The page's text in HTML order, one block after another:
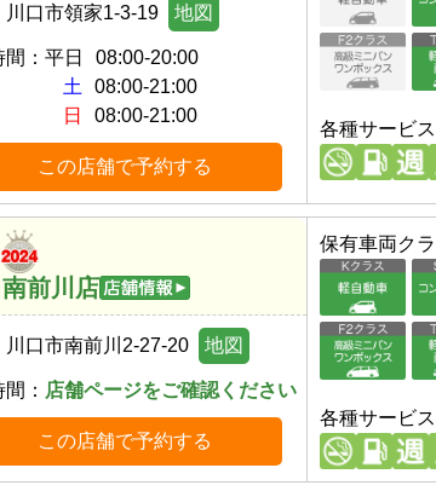
川口市領家1-3-19 地図
： 平日
08:00-20:00
土
08:00-21:00
日
08:00-21:00
この店舗で予約する
各種サービス
前川店
川口市南前川2-27-20 地図
： 店舗ページをご確認ください
この店舗で予約する
保有車両ク
各種サービス